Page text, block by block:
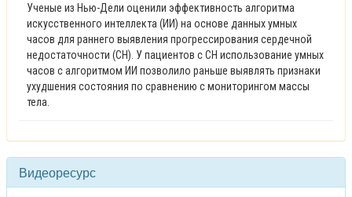
Ученые из Нью-Дели оценили эффективность алгоритма
искусственного интеллекта (ИИ) на основе данных умных
часов для раннего выявления прогрессирования сердечной
недостаточности (СН). У пациентов с СН использование умных
часов с алгоритмом ИИ позволило раньше выявлять признаки
ухудшения состояния по сравнению с мониторингом массы
тела.
Видеоресурс